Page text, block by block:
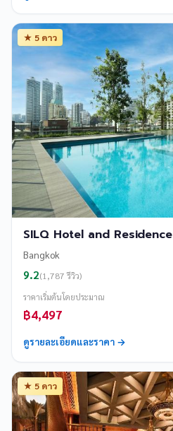
★ 5 ดาว
SILQ Hotel and Residence
Bangkok
9.2(1,787 รีวิว)
ราคาเริ่มต้นโดยประมาณ
฿4,497
ดูรายละเอียดและราคา →
★ 5 ดาว